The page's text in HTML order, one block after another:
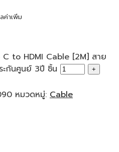
ค่าเพิ่ม
to HDMI Cable [2M] สาย
ะกันศูนย์ 3ปี ชิ้น
หมวดหมู่: Cable